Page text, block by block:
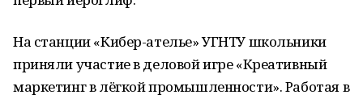
На станции «Кибер-ателье» УГНТУ школьники
приняли участие в деловой игре «Креативный
маркетинг в лёгкой промышленности». Работая в